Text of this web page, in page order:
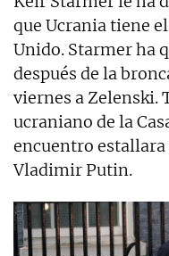
que Ucrania tiene
Unido. Starmer ha
después de la
viernes a Zelenski.
ucraniano de la
encuentro
Vladimir Putin.